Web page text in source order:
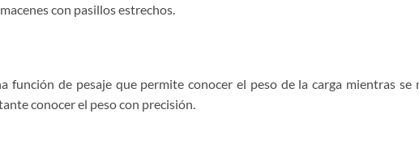
con pasillos estrechos.
función de pesaje que permite conocer el peso de la carga mientras se
conocer el peso con precisión.